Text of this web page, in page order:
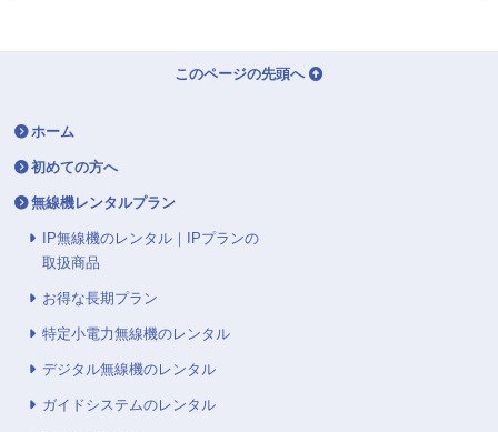
このページの先頭へ
ホーム
初めての方へ
無線機レンタルプラン
IP無線機のレンタル｜IPプランの
取扱商品
お得な長期プラン
特定小電力無線機のレンタル
デジタル無線機のレンタル
ガイドシステムのレンタル